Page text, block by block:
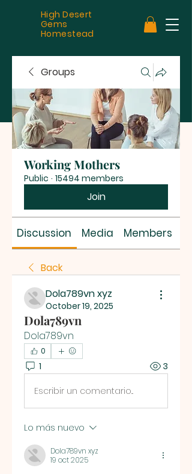
High Desert
Gems
Homestead
Groups
Working Mothers
Public · 15494 members
Join
Discussion Media Members
Back
Dola789vn xyz
October 19, 2025
Dola789vn
Dola789vn
0
1 3
Escribir un comentario...
Lo más nuevo
Dola789vn xyz
19 oct 2025